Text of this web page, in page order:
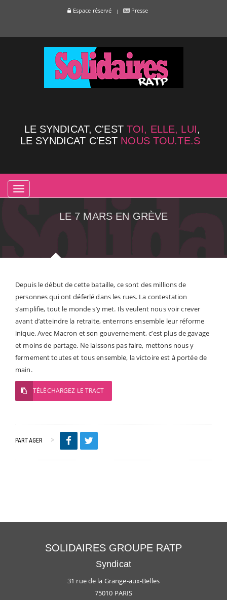
Espace réservé Presse
LE SYNDICAT, C'ESTTOI, ELLE, LUI,
LE SYNDICAT C'EST NOUS TOU.TE.S
TOGGLE
LE 7 MARS EN GRÈVE
Depuis le début de cette bataille, ce sont des millions de
personnes qui ont déferlé dans les rues. La contestation
s’amplifie, tout le monde s’y met. Ils veulent nous voir crever
avant d’atteindre la retraite, enterrons ensemble leur réforme
inique. Avec Macron et son gouvernement, c’est plus de gavage
et moins de partage. Ne laissons pas faire, mettons nous y
fermement toutes et tous ensemble, la victoire est à portée de
main.
TÉLÉCHARGEZ LE TRACT
PARTAGER
SOLIDAIRES GROUPE RATP
Syndicat
31 rue de la Grange-aux-Belles
75010 PARIS